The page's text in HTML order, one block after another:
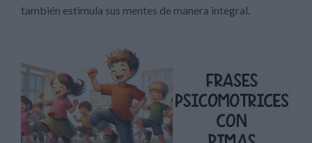
también estimula sus mentes de manera integral.